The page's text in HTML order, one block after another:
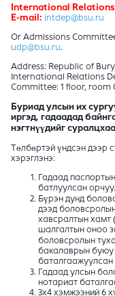
International Relations
E-mail: intdep@bsu.ru
Or Admissions
udp@bsu.ru.
Address: Republic of
International Relations
Committee: 1 floor, room
Буриад улсын их
иргэд, гадаадад
нэгтнүүдийг
Төлбөртэй үндсэн дээр
хэрэглэнэ:
Гадаад
батлуулсан
Бүрэн дунд
дээд
хавсралтын хамт
шалгалтын оноо
боловсролын
бакалаврын буюу
баталгаажуулсан
Гадаад улсын
нотариат
3x4 хэмжээний 6